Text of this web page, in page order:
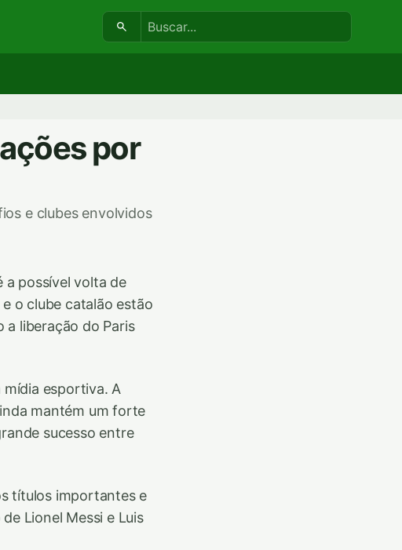
Buscar:
por
e clubes envolvidos
possível volta de
o clube catalão estão
a liberação do Paris
esportiva. A
mantém um forte
sucesso entre
títulos importantes e
Lionel Messi e Luis